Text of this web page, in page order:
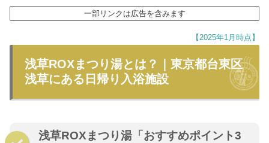
一部リンクは広告を含みます
【2025年1月時点】
浅草ROXまつり湯とは？｜東京都台東区
浅草にある日帰り入浴施設
浅草ROXまつり湯「おすすめポイント3